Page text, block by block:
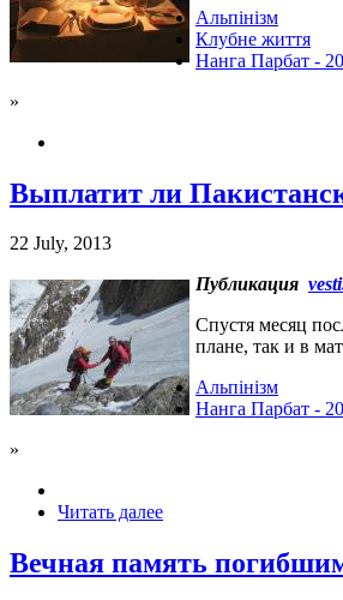
Альпінізм
Клубне життя
Нанга Парбат -
»
Выплатит ли
22 July, 2013
Публикация
Спустя месяц
плане, так и в
Альпінізм
Нанга Парбат -
»
Читать далее
Вечная память